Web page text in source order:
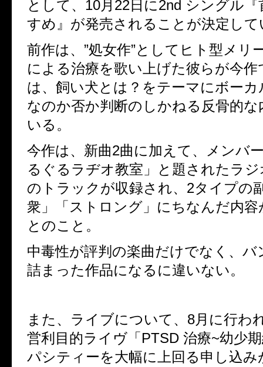
として、 10月 22日に2nd シングル『
すめ』が発売されることが決定して
前作は、”処女作”としてヒト型メリ
による治療を歌い上げた彼らが今
は、飼い犬とは？をテーマにボーカ
なのか否か判断のしかねる反骨的
いる。
今作は、新曲2曲に加えて、メンバ
るぐるラヂオ教室」と題されたラ
のトラックが収録され、 2タイプの
衆」「ストロング」にちなんだ内
とのこと。
中毒性が評判の楽曲だけでなく、バ
詰まった作品になるに違いない。
また、ライブについて、 8月に行わ
営利目的ライヴ「 PTSD 治療~幼少
パシティーを大幅に上回る申し込み